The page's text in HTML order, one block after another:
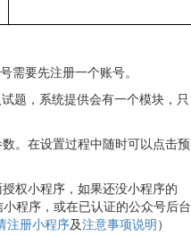
需要先注册一个账号。
题，系统提供会有一个模块，只
。在设置过程中随时可以点击预
权小程序，如果还没小程序的
程序，或在已认证的公众号后台
注册小程序及注意事项说明）